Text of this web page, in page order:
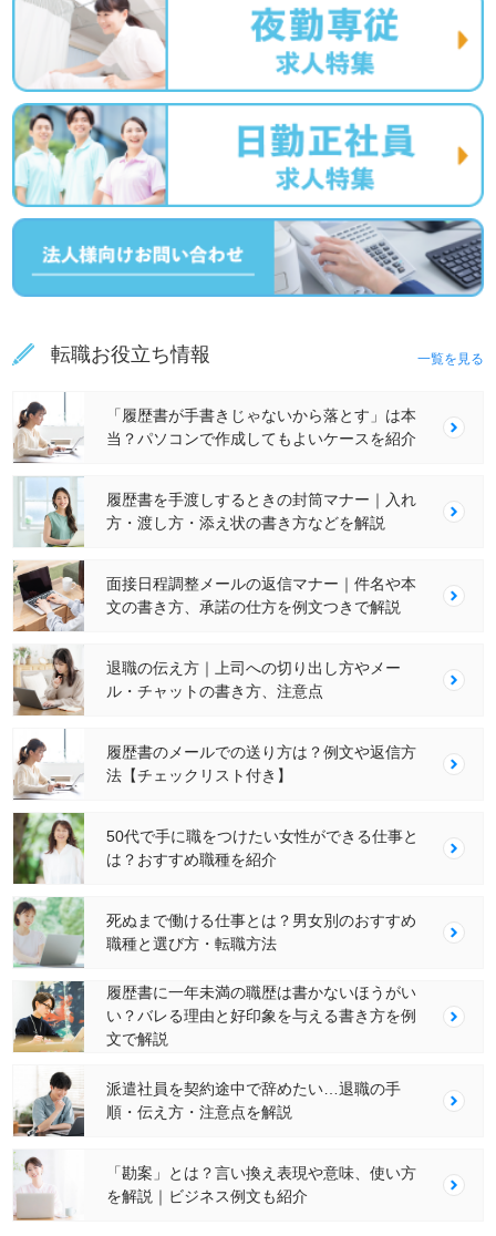
転職お役立ち情報 一覧を見る
「履歴書が手書きじゃないから落とす」は本
当？パソコンで作成してもよいケースを紹介
履歴書を手渡しするときの封筒マナー｜入れ
方・渡し方・添え状の書き方などを解説
面接日程調整メールの返信マナー｜件名や本
文の書き方、承諾の仕方を例文つきで解説
退職の伝え方｜上司への切り出し方やメー
ル・チャットの書き方、注意点
履歴書のメールでの送り方は？例文や返信方
法【チェックリスト付き】
50代で手に職をつけたい女性ができる仕事と
は？おすすめ職種を紹介
死ぬまで働ける仕事とは？男女別のおすすめ
職種と選び方・転職方法
履歴書に一年未満の職歴は書かないほうがい
い？バレる理由と好印象を与える書き方を例
文で解説
派遣社員を契約途中で辞めたい…退職の手
順・伝え方・注意点を解説
「勘案」とは？言い換え表現や意味、使い方
を解説｜ビジネス例文も紹介